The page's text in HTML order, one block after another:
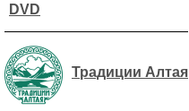
DVD
Традиции Алтая